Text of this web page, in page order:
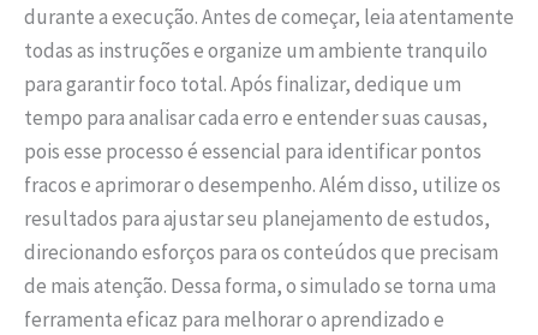
durante a execução. Antes de começar, leia atentamente
todas as instruções e organize um ambiente tranquilo
para garantir foco total. Após finalizar, dedique um
tempo para analisar cada erro e entender suas causas,
pois esse processo é essencial para identificar pontos
fracos e aprimorar o desempenho. Além disso, utilize os
resultados para ajustar seu planejamento de estudos,
direcionando esforços para os conteúdos que precisam
de mais atenção. Dessa forma, o simulado se torna uma
ferramenta eficaz para melhorar o aprendizado e